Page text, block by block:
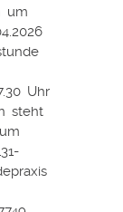
um
Uhr
steht